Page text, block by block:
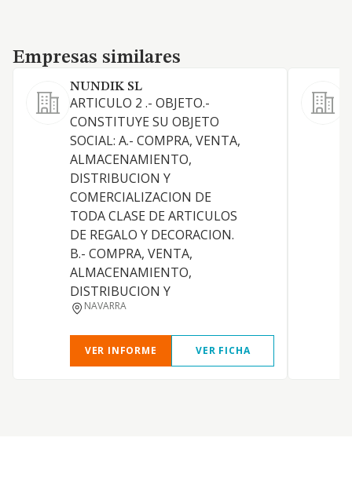
Empresas similares
Empresas similares
NUNDIK SL
ARTICULO 2 .- OBJETO.-
CONSTITUYE SU OBJETO
SOCIAL: A.- COMPRA, VENTA,
ALMACENAMIENTO,
DISTRIBUCION Y
COMERCIALIZACION DE
TODA CLASE DE ARTICULOS
DE REGALO Y DECORACION.
B.- COMPRA, VENTA,
ALMACENAMIENTO,
DISTRIBUCION Y
NAVARRA
VER INFORME VER FICHA